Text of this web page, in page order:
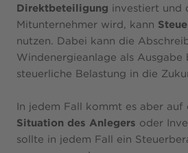
Direktbeteiligung investiert und
Mitunternehmer wird, kann
nutzen. Dabei kann die
Windenergieanlage als Ausgabe
steuerliche Belastung in die
In jedem Fall kommt es aber auf
Situation des Anlegers oder
sollte in jedem Fall ein